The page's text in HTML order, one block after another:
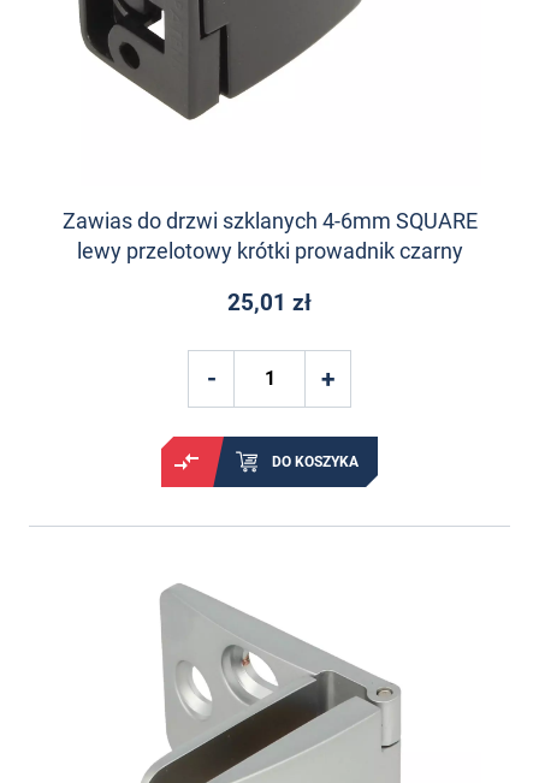
Zawias do drzwi szklanych 4-6mm SQUARE
lewy przelotowy krótki prowadnik czarny
25,01 zł
DO KOSZYKA